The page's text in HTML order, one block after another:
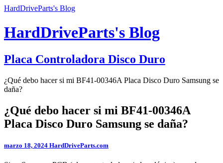
HardDriveParts's Blog
HardDriveParts's Blog
Placa Controladora Disco Duro
¿Qué debo hacer si mi BF41-00346A Placa Disco Duro Samsung se
daña?
¿Qué debo hacer si mi BF41-00346A
Placa Disco Duro Samsung se daña?
marzo 18, 2024 HardDriveParts.com